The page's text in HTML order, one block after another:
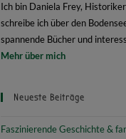
Ich bin Daniela Frey,
schreibe ich über den
spannende Bücher und
Mehr über mich
Neueste Beiträge
Faszinierende Geschichte &